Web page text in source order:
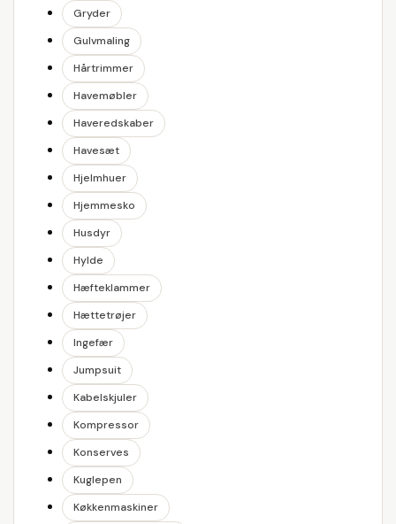
Gryder
Gulvmaling
Hårtrimmer
Havemøbler
Haveredskaber
Havesæt
Hjelmhuer
Hjemmesko
Husdyr
Hylde
Hæfteklammer
Hættetrøjer
Ingefær
Jumpsuit
Kabelskjuler
Kompressor
Konserves
Kuglepen
Køkkenmaskiner